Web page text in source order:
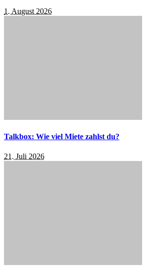
1. August 2026
Talkbox: Wie viel Miete zahlst du?
21. Juli 2026